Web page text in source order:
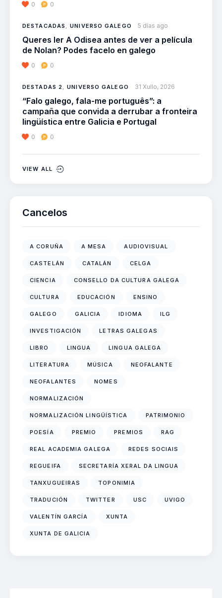
0 0
DESTACADAS ,UNIVERSO GALEGO 5 días ago
Queres ler A Odisea antes de ver a película
de Nolan? Podes facelo en galego
0 0
DESTADAS 2,UNIVERSO GALEGO 31 Xullo, 2026
“Falo galego, fala-me português”: a
campaña que convida a derrubar a fronteira
lingüística entre Galicia e Portugal
0 0
VIEW ALL
Cancelos
A CORUÑA A MESA AUDIOVISUAL
CASTELÁN CATALÁN CELGA
CIENCIA CONSELLO DA CULTURA GALEGA
CULTURA EDUCACIÓN ENSINO
GALEGO GALICIA IDIOMA ILG
INVESTIGACIÓN LETRAS GALEGAS
LIBRO LINGUA LINGUA GALEGA
LITERATURA MÚSICA NEOFALANTE
NEOFALANTES NOMES
NORMALIZACIÓN
NORMALIZACIÓN LINGÜÍSTICA PATRIMONIO
POESÍA PREMIO PREMIOS RAG
REAL ACADEMIA GALEGA REDES SOCIAIS
REGUEIFA SECRETARÍA XERAL DA LINGUA
TANXUGUEIRAS TOPONIMIA
TRADUCIÓN TWITTER USC UVIGO
VALENTÍN GARCÍA XUNTA
XUNTA DE GALICIA